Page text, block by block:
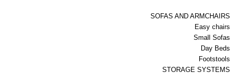
SOFAS AND ARMCHAIRS
Easy chairs
Small Sofas
Day Beds
Footstools
STORAGE SYSTEMS